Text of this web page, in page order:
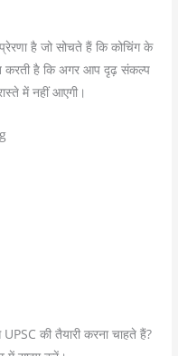
है जो सोचते हैं कि कोचिंग के
करती है कि अगर आप दृढ़ संकल्प
में नहीं आएगी।
की तैयारी करना चाहते हैं?